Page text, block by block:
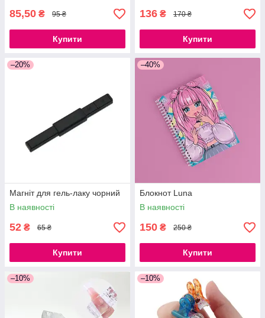
85,50 ₴ 95 ₴
Купити
136 ₴ 170 ₴
Купити
–20%
Магніт для гель-лаку чорний
В наявності
52 ₴ 65 ₴
Купити
–40%
Блокнот Luna
В наявності
150 ₴ 250 ₴
Купити
–10% –10%